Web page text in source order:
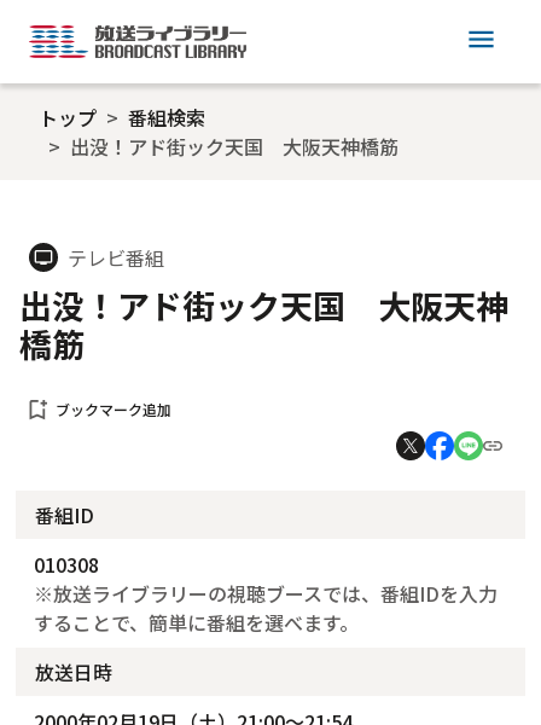
menu
トップ
番組検索
出没！アド街ック天国 大阪天神橋筋
tv テレビ番組
出没！アド街ック天国 大阪天神
橋筋
bookmark_add ブックマーク追加
番組ID
010308
※放送ライブラリーの視聴ブースでは、番組IDを入力
することで、簡単に番組を選べます。
放送日時